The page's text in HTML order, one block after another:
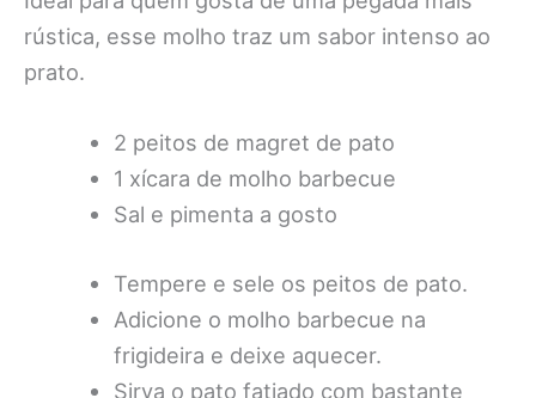
rústica, esse molho traz um sabor intenso ao
prato.
2 peitos de magret de pato
1 xícara de molho barbecue
Sal e pimenta a gosto
Tempere e sele os peitos de pato.
Adicione o molho barbecue na
frigideira e deixe aquecer.
Sirva o pato fatiado com bastante